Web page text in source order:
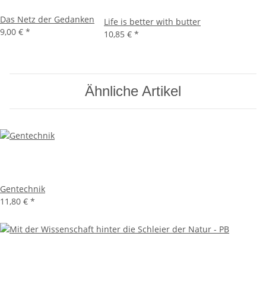
Das Netz der Gedanken
9,00 € *
Life is better with butter
10,85 € *
Ähnliche Artikel
Gentechnik
11,80 € *